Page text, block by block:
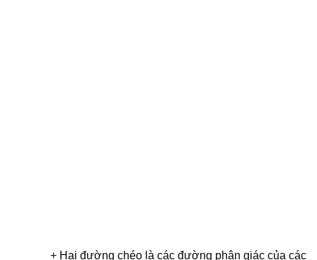
+ Hai đường chéo là các đường phân giác của các